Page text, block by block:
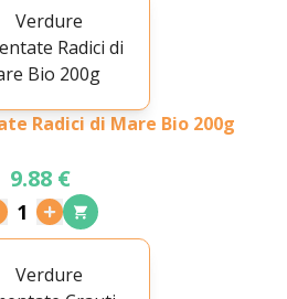
Radici di Mare Bio 200g
9.88 €
1